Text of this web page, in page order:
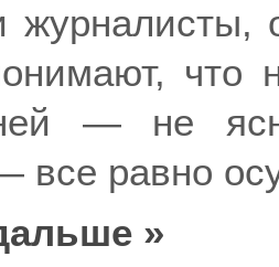
что
— не
все равно
»